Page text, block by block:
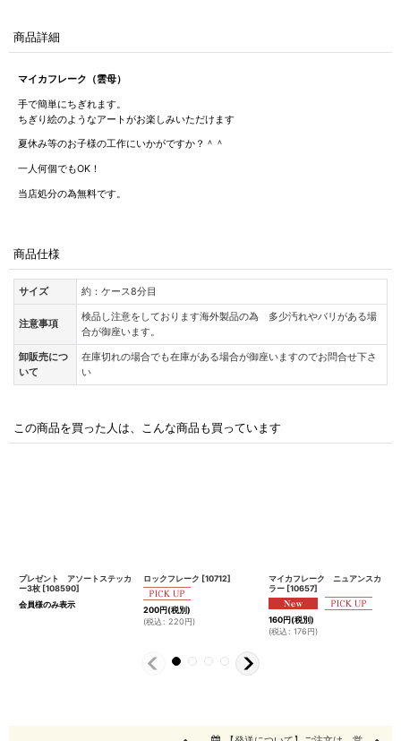
商品詳細
マイカフレーク（雲母）
手で簡単にちぎれます。
ちぎり絵のようなアートがお楽しみいただけます
夏休み等のお子様の工作にいかがですか？＾＾
一人何個でもOK！
当店処分の為無料です。
商品仕様
サイズ 約：ケース8分目
注意事項
検品し注意をしております海外製品の為 多少汚れやバリがある場
合が御座います。
卸販売につ
いて
在庫切れの場合でも在庫がある場合が御座いますのでお問合せ下さ
い
この商品を買った人は、こんな商品も買っています
プレゼント アソートステッカ
ー3枚 [108590]
会員様のみ表示
ロックフレーク [10712]
200円(税別)
(税込 : 220円)
マイカフレーク ニュアンスカ
ラー [10657]
160円(税別)
(税込: 176円)